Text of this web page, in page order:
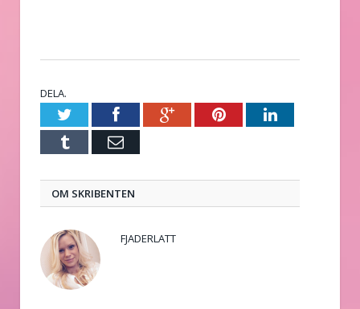
DELA.
TwitterFacebookGoogle+PinterestLinkedIn
Tumblr E-
OM SKRIBENTEN
FJADERLATT